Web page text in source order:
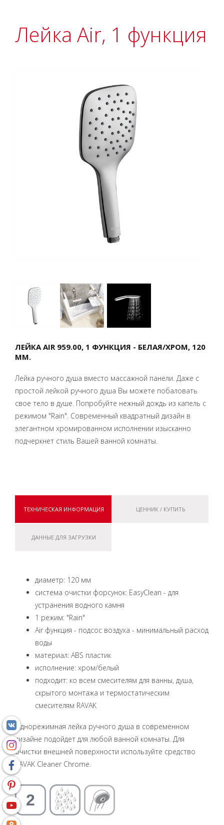
Лейка Air, 1 функция
ЛЕЙКА AIR 959.00, 1 ФУНКЦИЯ - БЕЛАЯ/ХРОМ, 120
ММ.
Лейка ручного душа вместо массажной панели. Даже с
простой лейкой ручного душа Вы можете побаловать
свое тело в душе. Попробуйте нежный дождь из капель с
режимом "Rain". Современный квадратный дизайн в
элегантном хромированном исполнении изысканно
подчеркнет стиль Вашей ванной комнаты.
ТЕХНИЧЕСКАЯ ИНФОРМАЦИЯ ЦЕННИК / КУПИТЬ
ДАННЫЕ ДЛЯ ЗАГРУЗКИ
диаметр: 120 мм
система очистки форсунок: EasyClean - для
устранения водного камня
1 режим: "Rain"
Air функция - подсос воздуха - минимальный расход
воды
материал: ABS пластик
исполнение: хром/белый
подходит: ко всем смесителям для ванны, душа,
скрытого монтажа и термостатическим
смесителям RAVAK
Однорежимная лейка ручного душа в современном
дизайне подойдет для любой ванной комнаты. Для
очистки внешней поверхности используйте средство
RAVAK Cleaner Chrome.